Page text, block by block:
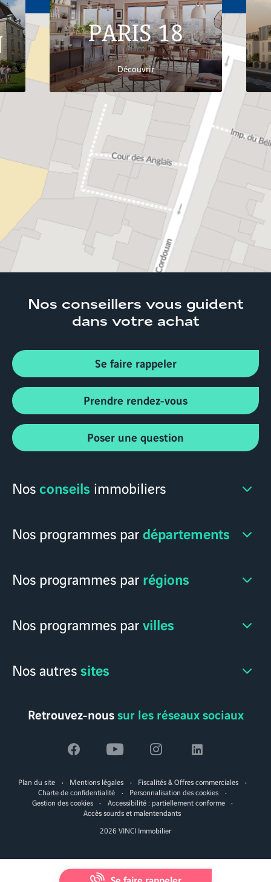
PARIS 18
Découvrir
Trouver son logement
Nouvelle-
Aquitaine
Charente-Maritime
Appartements neufs
La Rochelle
Nos conseillers vous guident
dans votre achat
Se faire rappeler
Prendre rendez-vous
Poser une question
Nosconseils immobiliers
Nos programmes pardépartements
Nos programmes par régions
Nos programmes parvilles
Nos autressites
Retrouvez-noussur les réseaux sociaux
Voir
la
page
facebook
Voir
la
page
youtube
Voir
la
page
instagram
Voir
page
linkedin
Plan du site Mentions légales
Fiscalités & Offres commerciales
Charte de confidentialité
Personnalisation des cookies
Gestion des cookies
Accessibilité : partiellement conforme
Accès sourds et malentendants
2026 VINCI Immobilier